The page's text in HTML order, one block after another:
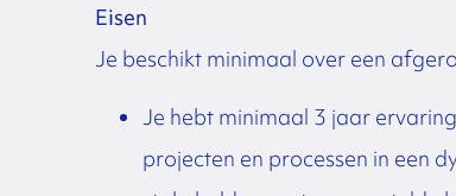
Eisen
Je beschikt minimaal over een
Je hebt minimaal 3 jaar
projecten en processen in een